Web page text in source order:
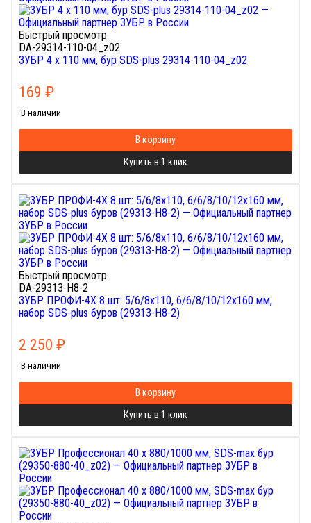
Быстрый просмотр
DA-29314-110-04_z02
ЗУБР 4 x 110 мм, бур SDS-plus 29314-110-04_z02
169 ₽
В наличии
В корзину
Купить в 1 клик
Быстрый просмотр
DA-29313-H8-2
ЗУБР ПРОФИ-4Х 8 шт: 5/6/8х110, 6/6/8/10/12х160 мм,
набор SDS-plus буров (29313-H8-2)
2 250 ₽
В наличии
В корзину
Купить в 1 клик